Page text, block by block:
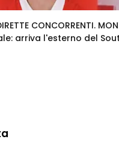
CONCORRENTI.
arriva l'esterno del